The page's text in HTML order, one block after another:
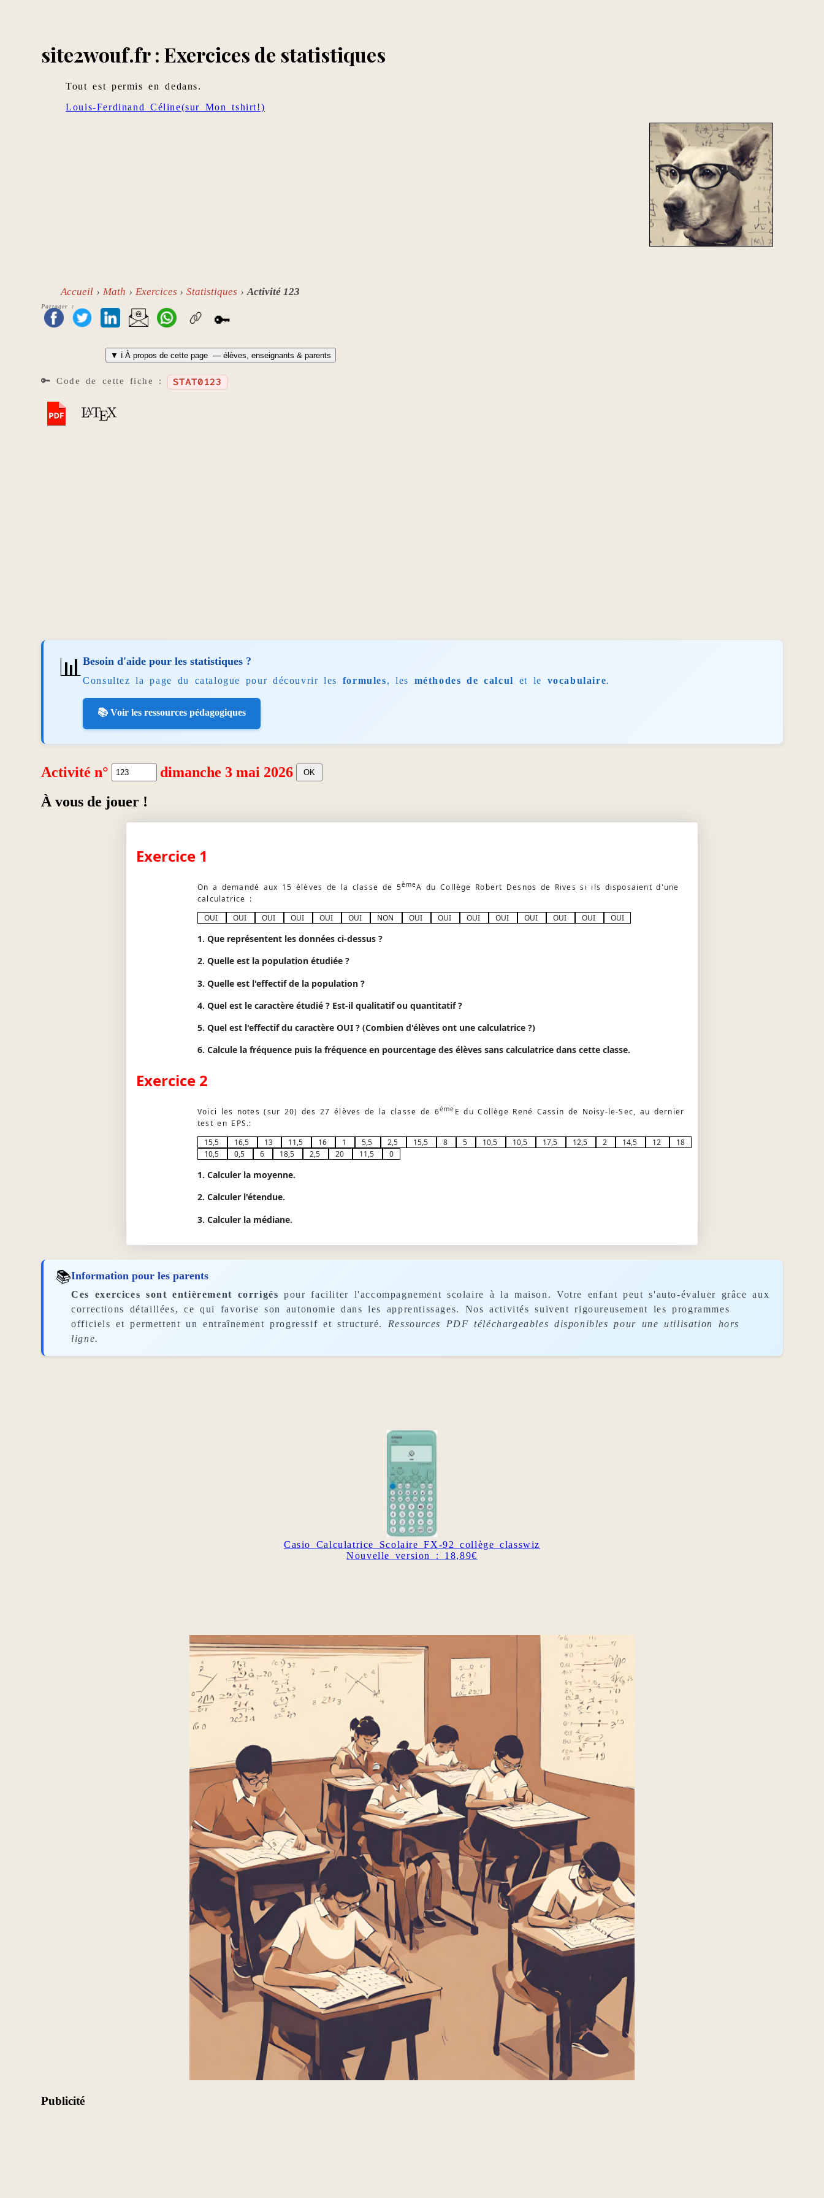
site2wouf.fr : Exercices de statistiques
Tout est permis en dedans.
Louis-Ferdinand Céline(sur Mon tshirt!)
Accueil Math Exercices Statistiques Activité 123
Partager :
🔑
▼ ℹ️ À propos de cette page — élèves, enseignants & parents
🔑 Code de cette fiche : STAT0123
📊Besoin d'aide pour les statistiques ?
Consultez la page du catalogue pour découvrir les formules, les méthodes de calcul et le vocabulaire.
📚 Voir les ressources pédagogiques
Activité n°
dimanche 3 mai 2026
À vous de jouer !
Exercice 1
On a demandé aux 15 élèves de la classe de 5èmeA du Collège Robert Desnos de Rives si ils disposaient d'une
calculatrice :
OUI
OUI OUI OUI OUI OUI NON OUI OUI OUI OUI OUI OUI OUI OUI
1. Que représentent les données ci-dessus ?
2. Quelle est la population étudiée ?
3. Quelle est l'effectif de la population ?
4. Quel est le caractère étudié ? Est-il qualitatif ou quantitatif ?
5. Quel est l'effectif du caractère OUI ? (Combien d'élèves ont une calculatrice ?)
6. Calcule la fréquence puis la fréquence en pourcentage des élèves sans calculatrice dans cette classe.
Exercice 2
Voici les notes (sur 20) des 27 élèves de la classe de 6ème E du Collège René Cassin de Noisy-le-Sec, au dernier
test en EPS.:
15,5
16,5 13 11,5 16 1 5,5 2,5 15,5 8 5 10,5 10,5 17,5 12,5 2 14,5 12
18
10,5
0,5 6 18,5 2,5 20 11,5 0
1. Calculer la moyenne.
2. Calculer l'étendue.
3. Calculer la médiane.
📚Information pour les parents
Ces exercices sont entièrement corrigés pour faciliter l'accompagnement scolaire à la maison. Votre enfant peut s'auto-évaluer grâce aux
corrections détaillées, ce qui favorise son autonomie dans les apprentissages. Nos activités suivent rigoureusement les programmes
officiels et permettent un entraînement progressif et structuré. Ressources PDF téléchargeables disponibles pour une utilisation hors
ligne.
Casio Calculatrice Scolaire FX-92 collège classwiz
Nouvelle version : 18,89€
Publicité